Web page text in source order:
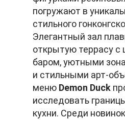
погружают в
стильного
Элегантный зал
открытую террасу
баром, уютными
и стильными арт-
меню Demon Duck
исследовать
кухни. Среди